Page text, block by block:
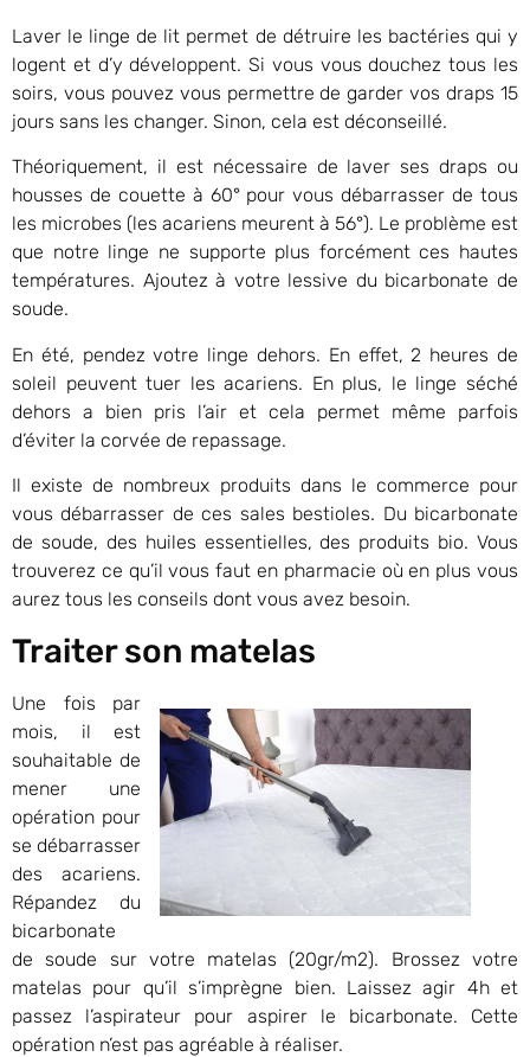
Laver le linge de lit permet de détruire les bactéries qui y
logent et d’y développent. Si vous vous douchez tous les
soirs, vous pouvez vous permettre de garder vos draps 15
jours sans les changer. Sinon, cela est déconseillé.
Théoriquement, il est nécessaire de laver ses draps ou
housses de couette à 60° pour vous débarrasser de tous
les microbes (les acariens meurent à 56°). Le problème est
que notre linge ne supporte plus forcément ces hautes
températures. Ajoutez à votre lessive du bicarbonate de
soude.
En été, pendez votre linge dehors. En effet, 2 heures de
soleil peuvent tuer les acariens. En plus, le linge séché
dehors a bien pris l’air et cela permet même parfois
d’éviter la corvée de repassage.
Il existe de nombreux produits dans le commerce pour
vous débarrasser de ces sales bestioles. Du bicarbonate
de soude, des huiles essentielles, des produits bio. Vous
trouverez ce qu’il vous faut en pharmacie où en plus vous
aurez tous les conseils dont vous avez besoin.
Traiter son matelas
Une fois par
mois, il est
souhaitable de
mener une
opération pour
se débarrasser
des acariens.
Répandez du
bicarbonate
de soude sur votre matelas (20gr/m2). Brossez votre
matelas pour qu’il s’imprègne bien. Laissez agir 4h et
passez l’aspirateur pour aspirer le bicarbonate. Cette
opération n’est pas agréable à réaliser.